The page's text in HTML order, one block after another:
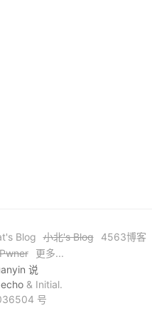
Blog 小北's Blog
4563博客
更多...
说
& Initial.
号